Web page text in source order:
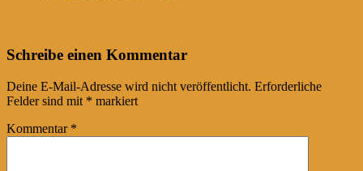
Post
navigation
←
Schreibe einen Kommentar
Deine E-Mail-Adresse wird nicht veröffentlicht. Erforderliche
Felder sind mit * markiert
Kommentar *